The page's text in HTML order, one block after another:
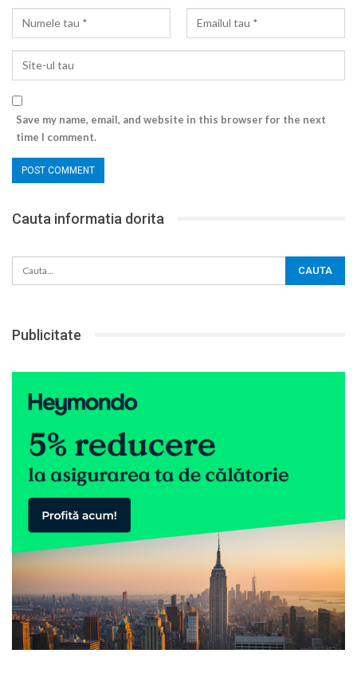
Save my name, email, and website in this browser for the next
time I comment.
Cauta informatia dorita
Publicitate